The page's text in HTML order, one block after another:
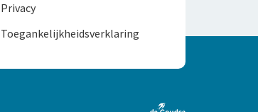
Privacy
Toegankelijk­heids­verklaring